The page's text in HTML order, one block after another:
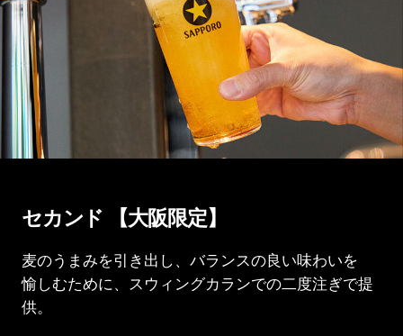
セカンド 【大阪限定】
麦のうまみを引き出し、バランスの良い味わいを
愉しむために、スウィングカランでの二度注ぎで提
供。